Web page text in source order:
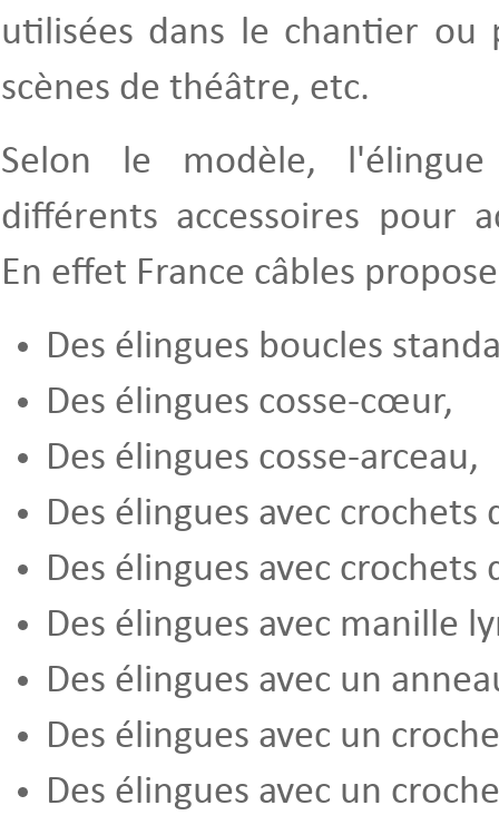
utilisées dans le chantier ou
scènes de théâtre, etc.
Selon le modèle,
différents accessoires pour
En effet France câbles
Des élingues boucles
Des élingues cosse-cœur,
Des élingues cosse-arceau,
Des élingues avec crochets
Des élingues avec crochets
Des élingues avec manille
Des élingues avec un
Des élingues avec un
Des élingues avec un